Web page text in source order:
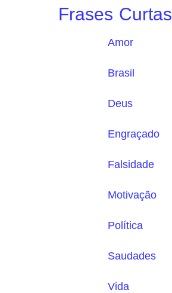
Frases Curtas
Amor
Brasil
Deus
Engraçado
Falsidade
Motivação
Política
Saudades
Vida